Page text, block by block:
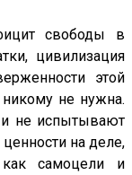
свободы в
цивилизация
этой
никому не нужна.
не испытывают
на деле,
самоцели и